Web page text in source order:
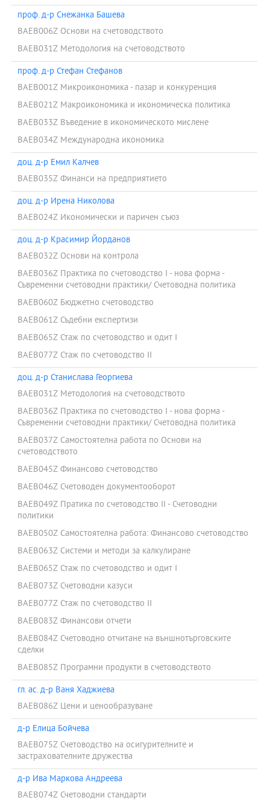
проф. д-р Снежанка Башева
BAEB006Z Основи на счетоводството
BAEB031Z Методология на счетоводството
проф. д-р Стефан Стефанов
BAEB001Z Микроикономика - пазар и конкуренция
BAEB021Z Макроикономика и икономическа политика
BAEB033Z Въведение в икономическото мислене
BAEB034Z Международна икономика
доц. д-р Емил Калчев
BAEB035Z Финанси на предприятието
доц. д-р Ирена Николова
BAEB024Z Икономически и паричен съюз
доц. д-р Красимир Йорданов
BAEB032Z Основи на контрола
BAEB036Z Практика по счетоводство I - нова форма -
Съвременни счетоводни практики/ Счетоводна политика
BAEB060Z Бюджетно счетоводство
BAEB061Z Съдебни експертизи
BAEB065Z Стаж по счетоводство и одит I
BAEB077Z Стаж по счетоводство II
доц. д-р Станислава Георгиева
BAEB031Z Методология на счетоводството
BAEB036Z Практика по счетоводство I - нова форма -
Съвременни счетоводни практики/ Счетоводна политика
BAEB037Z Самостоятелна работа по Основи на
счетоводството
BAEB045Z Финансово счетоводство
BAEB046Z Счетоводен документооборот
BAEB049Z Пратика по счетоводство II - Счетоводни
политики
BAEB050Z Самостоятелна работа: Финансово счетоводство
BAEB063Z Системи и методи за калкулиране
BAEB065Z Стаж по счетоводство и одит I
BAEB073Z Счетоводни казуси
BAEB077Z Стаж по счетоводство II
BAEB083Z Финансови отчети
BAEB084Z Счетоводно отчитане на външнотърговските
сделки
BAEB085Z Програмни продукти в счетоводството
гл. ас. д-р Ваня Хаджиева
BAEB086Z Цени и ценообразуване
д-р Елица Бойчева
BAEB075Z Счетоводство на осигурителните и
застрахователните дружества
д-р Ива Маркова Андреева
BAEB074Z Счетоводни стандарти